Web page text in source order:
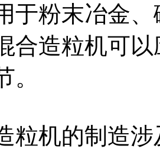
于粉末冶金
合造粒机可
机的制造涉